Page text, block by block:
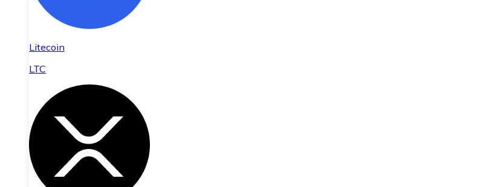
Litecoin
LTC